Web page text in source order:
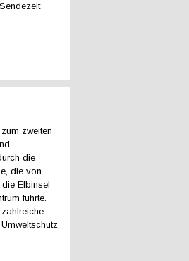
zweiten
die
die von
Elbinsel
führte.